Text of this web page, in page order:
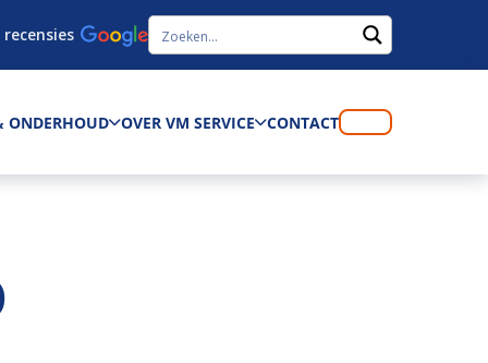
recensies
ONDERHOUD OVER VM SERVICE CONTACT